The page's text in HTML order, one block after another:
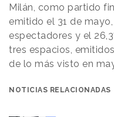
Milán, como partido
emitido el 31 de
espectadores y el
tres espacios,
de lo más visto en
NOTICIAS RELACIONADAS